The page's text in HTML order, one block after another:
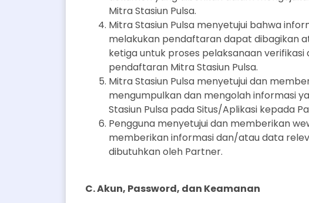
Mitra Stasiun Pulsa.
Mitra Stasiun Pulsa menyetujui bahwa
melakukan pendaftaran dapat dibagikan
ketiga untuk proses pelaksanaan
pendaftaran Mitra Stasiun Pulsa.
Mitra Stasiun Pulsa menyetujui dan
mengumpulkan dan mengolah informasi
Stasiun Pulsa pada Situs/Aplikasi kepada
Pengguna menyetujui dan memberikan
memberikan informasi dan/atau data
dibutuhkan oleh Partner.
C. Akun, Password, dan Keamanan